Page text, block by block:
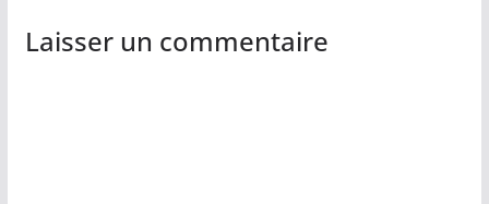
Laisser un commentaire